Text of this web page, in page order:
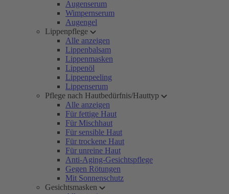
Augenserum
Wimpernserum
Augengel
Lippenpflege
Alle anzeigen
Lippenbalsam
Lippenmasken
Lippenöl
Lippenpeeling
Lippenserum
Pflege nach Hautbedürfnis/Hauttyp
Alle anzeigen
Für fettige Haut
Für Mischhaut
Für sensible Haut
Für trockene Haut
Für unreine Haut
Anti-Aging-Gesichtspflege
Gegen Rötungen
Mit Sonnenschutz
Gesichtsmasken